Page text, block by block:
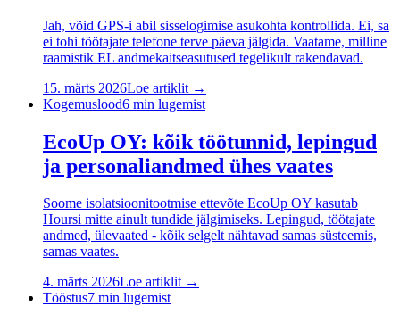
Jah, võid GPS-i abil sisselogimise asukohta kontrollida. Ei, sa
ei tohi töötajate telefone terve päeva jälgida. Vaatame, milline
raamistik EL andmekaitseasutused tegelikult rakendavad.
15. märts 2026Loe artiklit →
Kogemuslood6 min lugemist
EcoUp OY: kõik töötunnid, lepingud
ja personaliandmed ühes vaates
Soome isolatsioonitootmise ettevõte EcoUp OY kasutab
Hoursi mitte ainult tundide jälgimiseks. Lepingud, töötajate
andmed, ülevaated - kõik selgelt nähtavad samas süsteemis,
samas vaates.
4. märts 2026Loe artiklit →
Tööstus7 min lugemist